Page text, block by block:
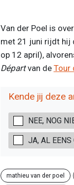
Van der Poel is
met 21 juni rijdt hij
op 12 april),
Départvan de Tour
Kende jij deze
NEE, NOG
JA, AL EENS
mathieu van der poel